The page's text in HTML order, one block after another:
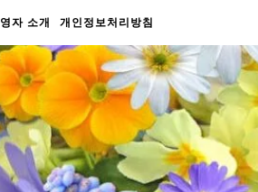
자 소개 개인정보처리방침